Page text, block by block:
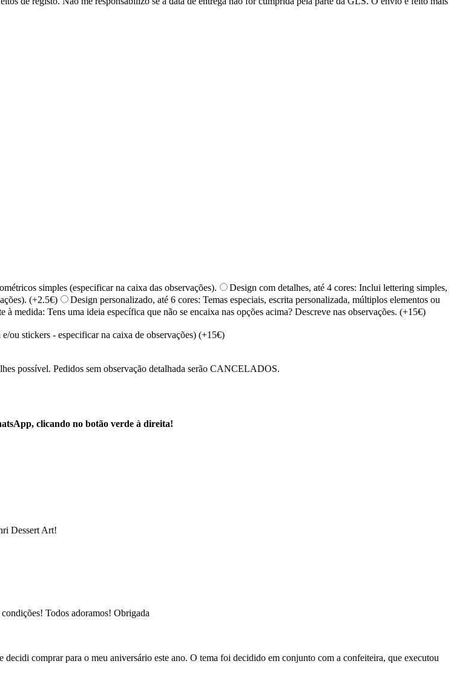
simples (especificar na caixa das observações).
Design com detalhes, até 4 cores: Inclui lettering simples,
(+2.5€)
Design personalizado, até 6 cores: Temas especiais, escrita personalizada, múltiplos elementos ou
à medida: Tens uma ideia específica que não se encaixa nas opções acima? Descreve nas observações. (+15€)
ou stickers - especificar na caixa de observações) (+15€)
possível. Pedidos sem observação detalhada serão CANCELADOS.
clicando no botão verde à direita!
Dessert Art!
Todos adoramos! Obrigada
comprar para o meu aniversário este ano. O tema foi decidido em conjunto com a confeiteira, que executou